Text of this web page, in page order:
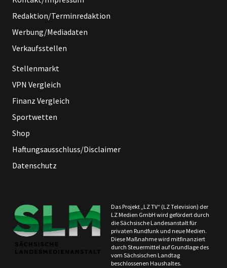
Redaktion/Terminredaktion
Werbung/Mediadaten
Verkaufsstellen
Stellenmarkt
VPN Vergleich
Finanz Vergleich
Sportwetten
Shop
Haftungsausschluss/Disclaimer
Datenschutz
Das Projekt „LZ TV“ (LZ Television) der
LZ Medien GmbH wird gefördert durch
die Sächsische Landesanstalt für
privaten Rundfunk und neue Medien.
Diese Maßnahme wird mitfinanziert
durch Steuermittel auf Grundlage des
vom Sächsischen Landtag
beschlossenen Haushaltes.